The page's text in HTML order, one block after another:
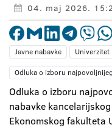
04. maj 2026.
Javne nabavke
Univerzitet
Odluka o izboru
Odluka o izboru
nabavke
Ekonomskog fakulteta